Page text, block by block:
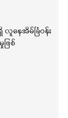
နေအိမ်ခြံဝန်း
ြစ်